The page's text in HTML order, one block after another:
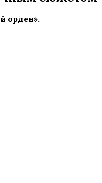
орден».